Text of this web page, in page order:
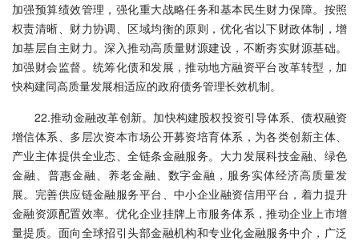
加强预算绩效管理，强化重大战略任务和基本民生财力保障。按照
权责清晰、财力协调、区域均衡的原则，优化省以下财政体制，增
加基层自主财力。深入推动高质量财源建设，不断夯实财源基础。
加强财会监督。统筹化债和发展，推动地方融资平台改革转型，加
快构建同高质量发展相适应的政府债务管理长效机制。
22.推动金融改革创新。加快构建股权投资引导体系、债权融资
增信体系、多层次资本市场公开募资培育体系，为各类创新主体、
产业主体提供全业态、全链条金融服务。大力发展科技金融、绿色
金融、普惠金融、养老金融、数字金融，服务实体经济高质量发
展。完善供应链金融服务平台、中小企业融资信用平台，着力提升
金融资源配置效率。优化企业挂牌上市服务体系，推动企业上市增
量提质。面向全球招引头部金融机构和专业化金融服务中介，广泛